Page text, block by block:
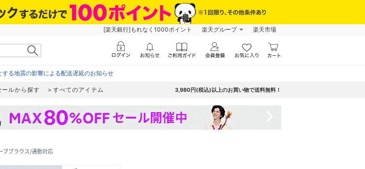
[楽天銀行]もれなく1000ポイント 楽天グループ 楽天市場
する地震の影響による配送遅延のお知らせ
ールから探す すべてのアイテム 3,980円(税込)以上のお買い物で送料無料！
ブブラウス/通勤対応